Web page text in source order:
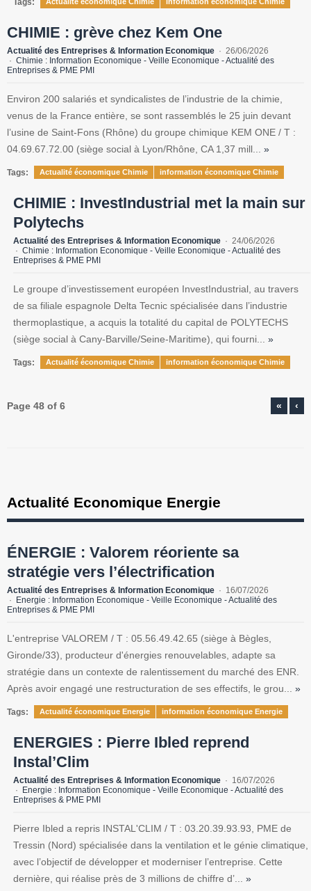
Tags:
CHIMIE : grève chez Kem One
Actualité des Entreprises & Information Economique
26/06/2026
Chimie : Information Economique - Veille Economique - Actualité des
Entreprises & PME PMI
Environ 200 salariés et syndicalistes de l’industrie de la chimie,
venus de la France entière, se sont rassemblés le 25 juin devant
l’usine de Saint-Fons (Rhône) du groupe chimique KEM ONE / T :
04.69.67.72.00 (siège social à Lyon/Rhône, CA 1,37 mill... »
Tags: Actualité économique Chimie information économique Chimie
CHIMIE : InvestIndustrial met la main sur
Polytechs
Actualité des Entreprises & Information Economique
24/06/2026
Chimie : Information Economique - Veille Economique - Actualité des
Entreprises & PME PMI
Le groupe d’investissement européen InvestIndustrial, au travers
de sa filiale espagnole Delta Tecnic spécialisée dans l’industrie
thermoplastique, a acquis la totalité du capital de POLYTECHS
(siège social à Cany-Barville/Seine-Maritime), qui fourni... »
Tags: Actualité économique Chimie information économique Chimie
Page 48 of 6 « ‹
Actualité Economique Energie
ÉNERGIE : Valorem réoriente sa
stratégie vers l’électrification
Actualité des Entreprises & Information Economique
16/07/2026
Energie : Information Economique - Veille Economique - Actualité des
Entreprises & PME PMI
L'entreprise VALOREM / T : 05.56.49.42.65 (siège à Bègles,
Gironde/33), producteur d'énergies renouvelables, adapte sa
stratégie dans un contexte de ralentissement du marché des ENR.
Après avoir engagé une restructuration de ses effectifs, le grou... »
Tags: Actualité économique Energie information économique Energie
ENERGIES : Pierre Ibled reprend
Instal’Clim
Actualité des Entreprises & Information Economique
16/07/2026
Energie : Information Economique - Veille Economique - Actualité des
Entreprises & PME PMI
Pierre Ibled a repris INSTAL'CLIM / T : 03.20.39.93.93, PME de
Tressin (Nord) spécialisée dans la ventilation et le génie climatique,
avec l’objectif de développer et moderniser l’entreprise. Cette
dernière, qui réalise près de 3 millions de chiffre d’... »